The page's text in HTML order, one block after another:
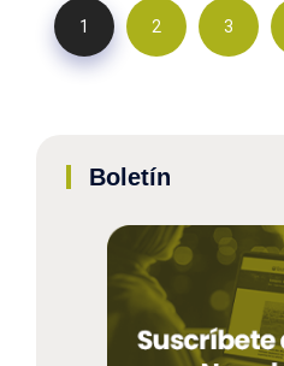
1 2 3
Boletín